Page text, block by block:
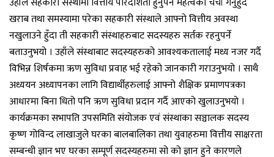
खराब तथा समस्यामा परेका सहकारी संस्थाले आफ्नो वित्तीय अवस्था
नखुलाउने हुँदा ती सहकारी संस्थाहरुबाट सदस्यहरु सर्तक रहनुपर्ने
बताउनुभयो । उहाँले संस्थाबाट सदस्यहरुको आवश्यकतालाई मध्य नजर गर्दै
विभिन्न शिर्षकमा ऋण सुविधा प्रवाह भई रहेको जानकारी गराउनुभयो । साथै
अध्ययन अध्यापनका लागि विद्यार्थीहरुलाई आफ्नो शैक्षिक प्रमाणपत्रका
आधारमा बिना धितो पनि ऋण सुविधा प्रदान गर्दै आएको खुलाउनुभयो ।
कार्यक्रमका सभापति उपसमिति संयोजक एवं संस्थाका सञ्चालक सदस्य
कृष्ण गोविन्द लाखाजुले घरका बालबालिका तथा युवाहरुमा वित्तीय साक्षरता
सम्बन्धी ज्ञान भए घरका सम्पूर्ण सदस्यहरुमा सो को ज्ञान हुने कारणले